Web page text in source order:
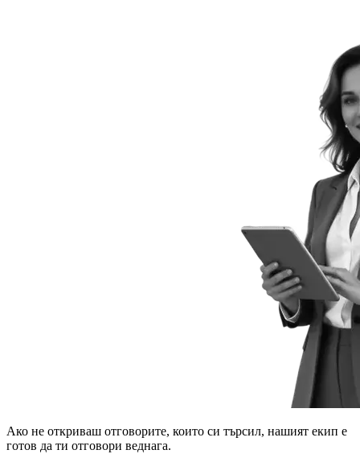
Ако не откриваш отговорите, които си търсил, нашият екип е
готов да ти отговори веднага.